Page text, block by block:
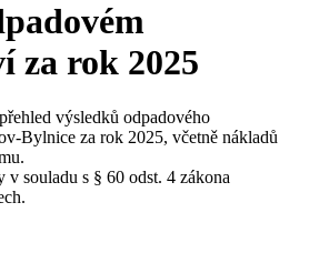
za rok 2025
výsledků odpadového
Bylnice za rok 2025, včetně nákladů
v souladu s § 60 odst. 4 zákona